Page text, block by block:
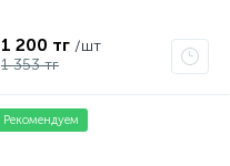
1 200 тг /шт
1 353 тг
Рекомендуем